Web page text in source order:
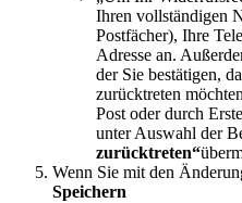
Ihren vollständigen
Postfächer), Ihre
Adresse an.
der Sie bestätigen,
zurücktreten
Post oder durch
unter Auswahl der
zurücktreten“
Wenn Sie mit den
Speichern